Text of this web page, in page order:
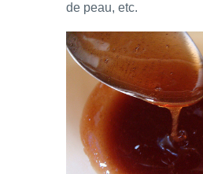
de peau, etc.